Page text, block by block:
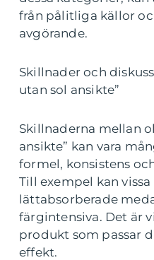
från pålitliga källor
avgörande.
Skillnader och
utan sol ansikte”
Skillnaderna mellan
ansikte” kan vara
formel, konsistens
Till exempel kan
lättabsorberade
färgintensiva. Det är
produkt som passar
effekt.